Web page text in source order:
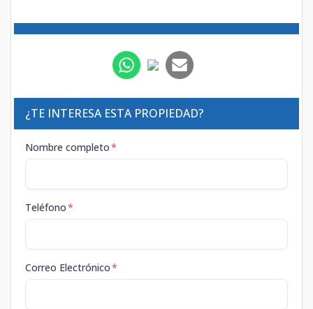
¿TE INTERESA ESTA PROPIEDAD?
Nombre completo*
Teléfono*
Correo Electrónico*